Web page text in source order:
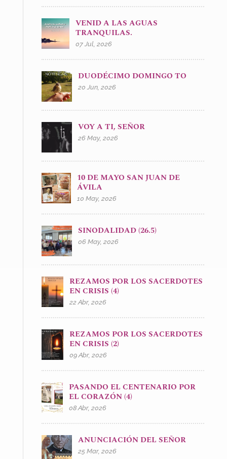
VENID A LAS AGUAS
TRANQUILAS.
07 Jul, 2026
DUODÉCIMO DOMINGO TO
20 Jun, 2026
VOY A TI, SEÑOR
26 May, 2026
10 DE MAYO SAN JUAN DE
ÁVILA
10 May, 2026
SINODALIDAD (26.5)
06 May, 2026
REZAMOS POR LOS SACERDOTES
EN CRISIS (4)
22 Abr, 2026
REZAMOS POR LOS SACERDOTES
EN CRISIS (2)
09 Abr, 2026
PASANDO EL CENTENARIO POR
EL CORAZÓN (4)
08 Abr, 2026
ANUNCIACIÓN DEL SEÑOR
25 Mar, 2026